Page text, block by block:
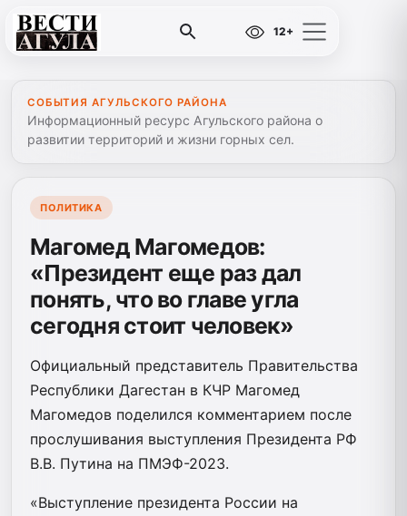
12+
СОБЫТИЯ АГУЛЬСКОГО РАЙОНА
Информационный ресурс Агульского района о
развитии территорий и жизни горных сел.
ПОЛИТИКА
Магомед Магомедов:
«Президент еще раз дал
понять, что во главе угла
сегодня стоит человек»
Официальный представитель Правительства
Республики Дагестан в КЧР Магомед
Магомедов поделился комментарием после
прослушивания выступления Президента РФ
В.В. Путина на ПМЭФ-2023.
«Выступление президента России на